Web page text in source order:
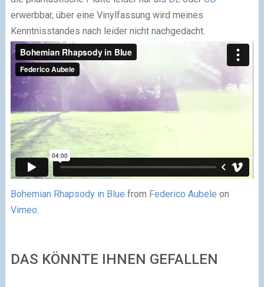
erwerbbar, über eine Vinylfassung wird meines
Kenntnisstandes nach leider nicht nachgedacht.
Bohemian Rhapsody in Blue from Federico Aubele on
Vimeo.
DAS KÖNNTE IHNEN GEFALLEN